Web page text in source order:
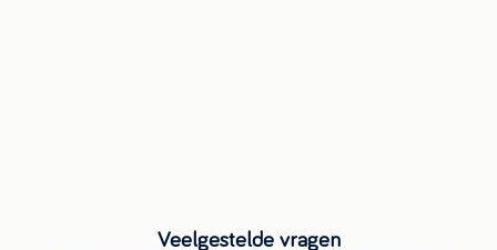
Veelgestelde vragen